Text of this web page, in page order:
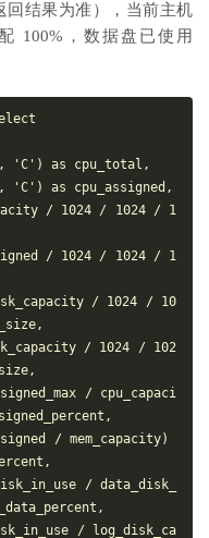
回结果为准），当前主机
100%，数据盘已使用
'C') as cpu_total,
'C') as cpu_assigned,
/ 1024 / 1024 / 1
/ 1024 / 1024 / 1
/ 1024 / 10
/ 1024 / 102
/ cpu_capaci
/ mem_capacity)
/ data_disk_
/ log_disk_ca